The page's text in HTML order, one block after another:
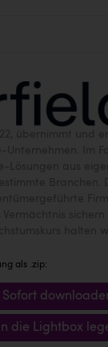
als .zip:
Sofort
In die Lightbox